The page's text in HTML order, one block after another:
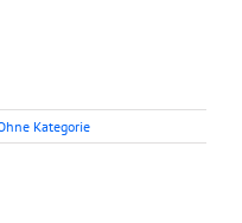
Kategorie